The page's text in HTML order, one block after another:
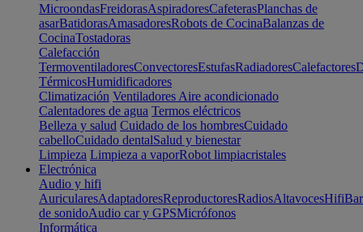
MicroondasFreidorasAspiradoresCafeterasPlanchas de
asarBatidorasAmasadoresRobots de CocinaBalanzas de
CocinaTostadoras
Calefacción
TermoventiladoresConvectoresEstufasRadiadoresCalefactores
TérmicosHumidificadores
Climatización Ventiladores Aire acondicionado
Calentadores de agua Termos eléctricos
Belleza y salud Cuidado de los hombresCuidado
cabelloCuidado dentalSalud y bienestar
Limpieza Limpieza a vaporRobot limpiacristales
Electrónica
Audio y hifi
AuricularesAdaptadoresReproductoresRadiosAltavocesHifi
de sonidoAudio car y GPSMicrófonos
Informática